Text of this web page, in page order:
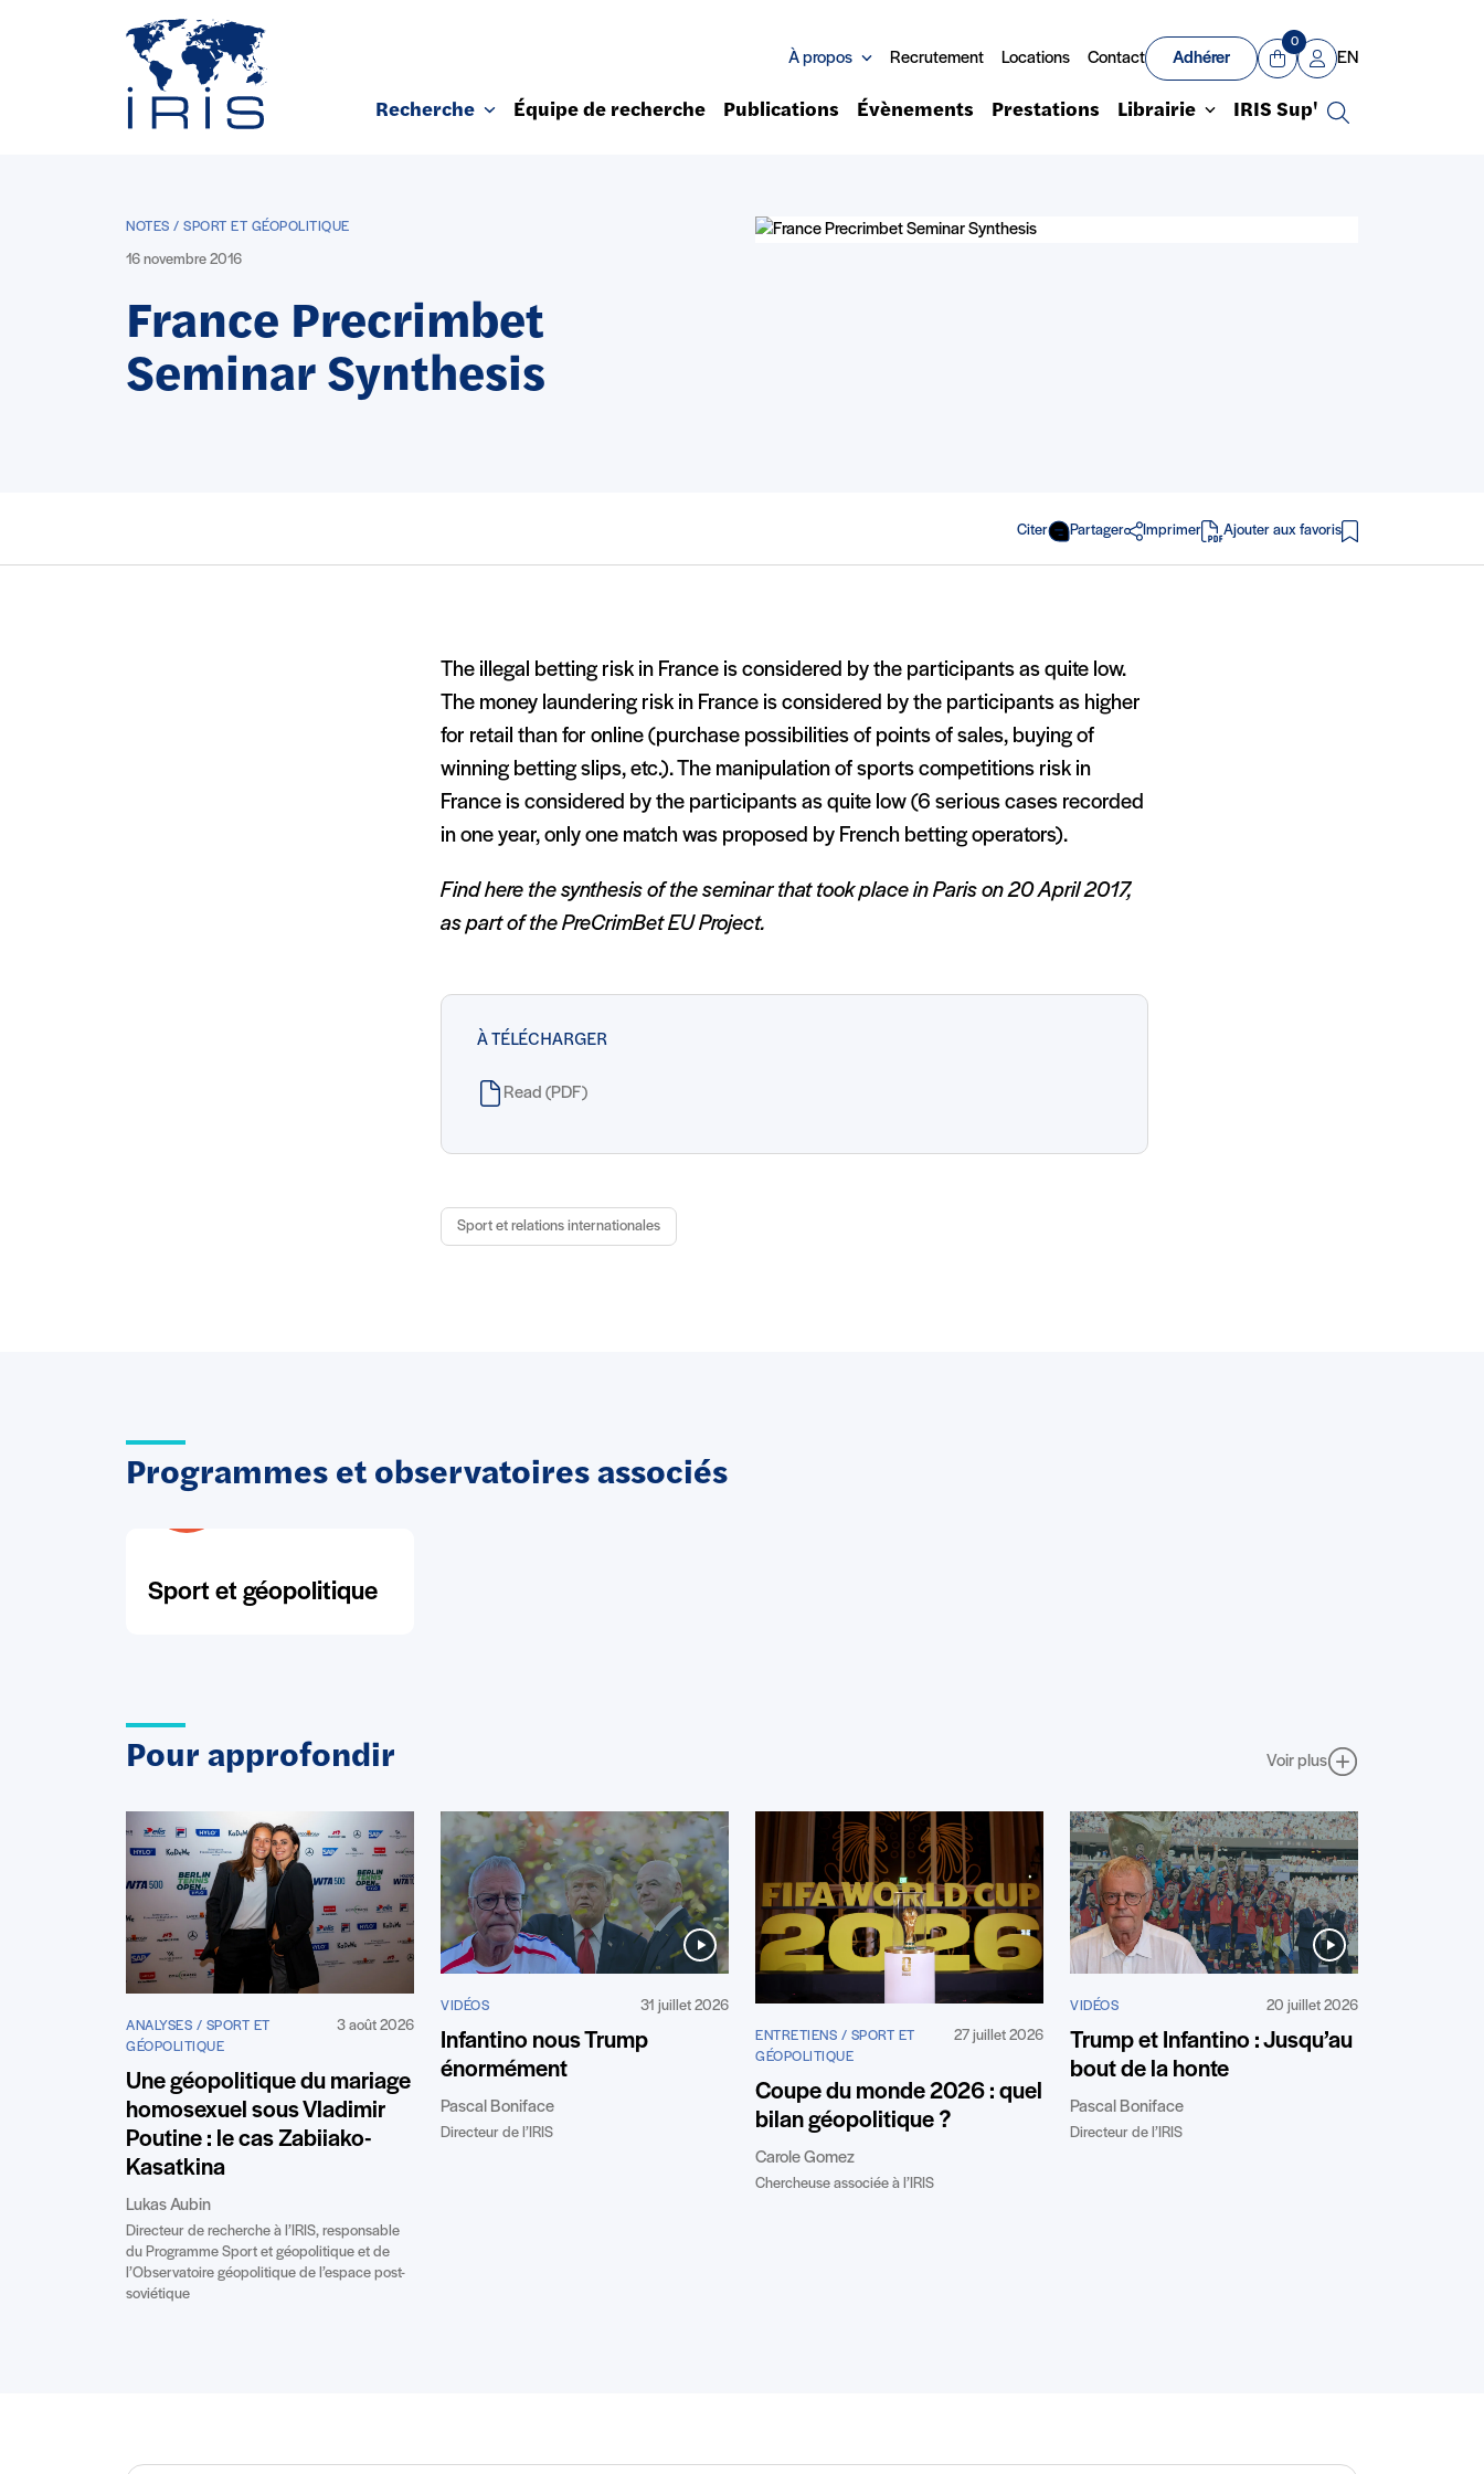
À propos Recrutement Locations Contact Adhérer
Panier
0
Mon compte
EN
Recherche Équipe de recherche Publications Évènements Prestations Librairie IRIS Sup'
Recherche
NOTES / SPORT ET GÉOPOLITIQUE
16 novembre 2016
France Precrimbet
Seminar Synthesis
Citer Partager Imprimer
en PDF
Ajouter aux favoris
The illegal betting risk in France is considered by the participants as quite low.
The money laundering risk in France is considered by the participants as higher
for retail than for online (purchase possibilities of points of sales, buying of
winning betting slips, etc.). The manipulation of sports competitions risk in
France is considered by the participants as quite low (6 serious cases recorded
in one year, only one match was proposed by French betting operators).
Find here the synthesis of the seminar that took place in Paris on 20 April 2017,
as part of the PreCrimBet EU Project.
À TÉLÉCHARGER
Read (PDF)
Sport et relations internationales
Programmes et observatoires associés
Sport et géopolitique
Pour approfondir Voir plus
ANALYSES / SPORT ET
GÉOPOLITIQUE
3 août 2026
Une géopolitique du mariage
homosexuel sous Vladimir
Poutine : le cas Zabiiako-
Kasatkina
Lukas Aubin
Directeur de recherche à l’IRIS, responsable
du Programme Sport et géopolitique et de
l’Observatoire géopolitique de l’espace post-
soviétique
VIDÉOS 31 juillet 2026
Infantino nous Trump
énormément
Pascal Boniface
Directeur de l’IRIS
ENTRETIENS / SPORT ET
GÉOPOLITIQUE
27 juillet 2026
Coupe du monde 2026 : quel
bilan géopolitique ?
Carole Gomez
Chercheuse associée à l’IRIS
VIDÉOS 20 juillet 2026
Trump et Infantino : Jusqu’au
bout de la honte
Pascal Boniface
Directeur de l’IRIS